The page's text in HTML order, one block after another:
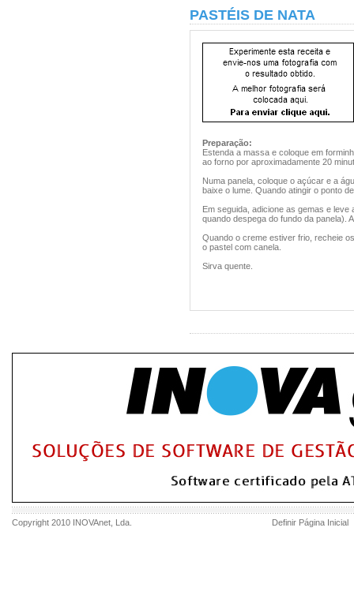
PASTÉIS DE NATA
Preparação:
Estenda a massa e coloque em
ao forno por aproximadamente 20
Numa panela, coloque o açúcar e a
baixe o lume. Quando atingir o ponto
Em seguida, adicione as gemas e
quando despega do fundo da panela).
Quando o creme estiver frio, recheie
o pastel com canela.
Sirva quente.
Copyright 2010 INOVAnet , Lda. Definir Página Inicial